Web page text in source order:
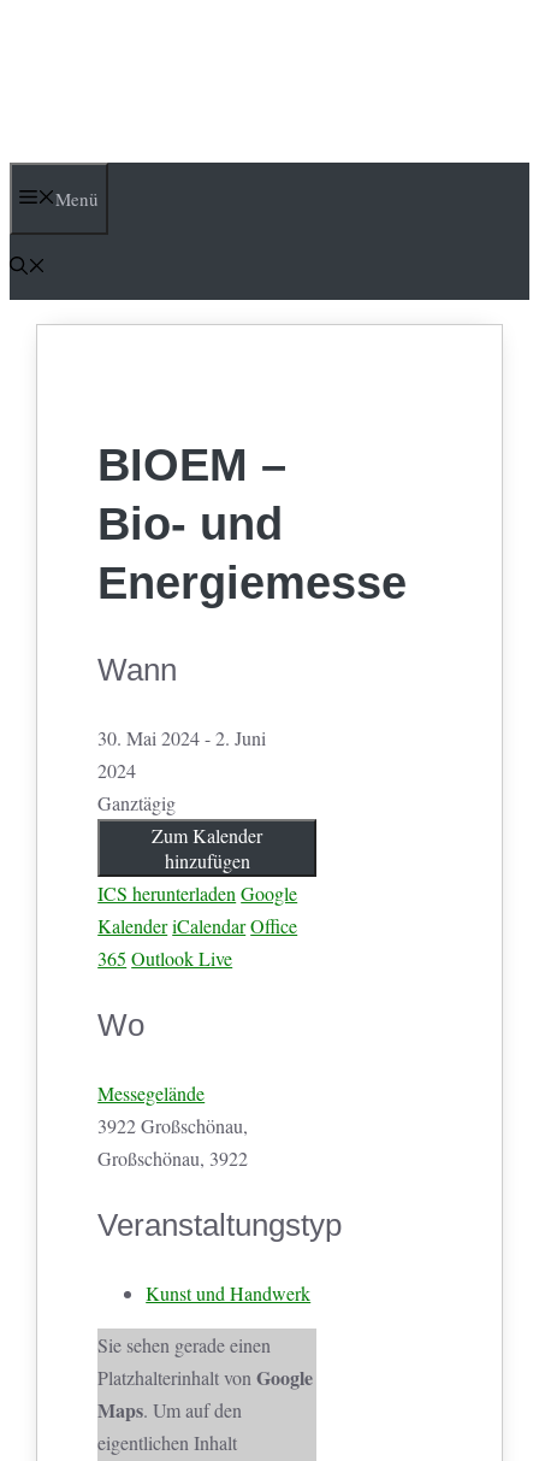
Menü
BIOEM –
Bio- und
Energiemesse
Wann
30. Mai 2024 - 2. Juni
2024
Ganztägig
Zum Kalender
hinzufügen
ICS herunterladen Google
KalenderiCalendarOffice
365 Outlook Live
Wo
Messegelände
3922 Großschönau,
Großschönau, 3922
Veranstaltungstyp
Kunst und Handwerk
Sie sehen gerade einen
Platzhalterinhalt vonGoogle
Maps. Um auf den
eigentlichen Inhalt